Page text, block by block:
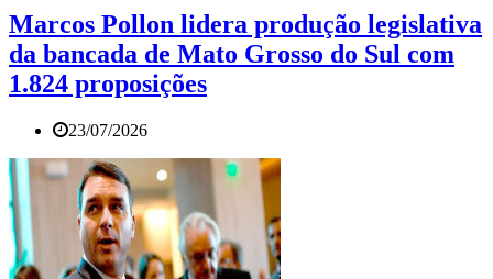
Marcos Pollon lidera produção legislativa
da bancada de Mato Grosso do Sul com
1.824 proposições
23/07/2026